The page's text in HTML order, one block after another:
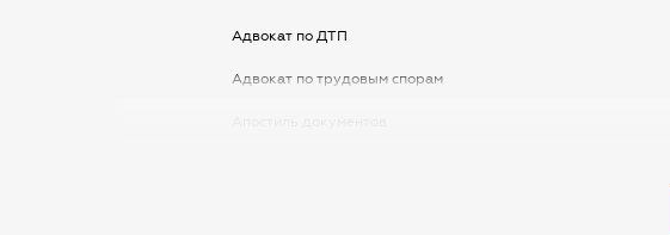
Адвокат по ДТП
Адвокат по трудовым спорам